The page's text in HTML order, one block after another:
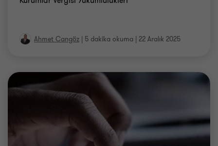
Ahmet Cangöz | 5 dakika okuma | 22 Aralık 2025